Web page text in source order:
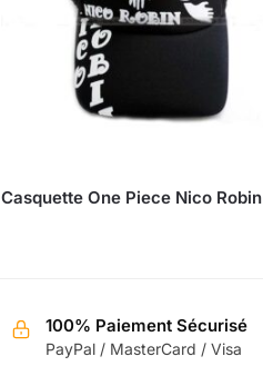
Casquette One Piece Nico Robin
100% Paiement Sécurisé
PayPal / MasterCard / Visa